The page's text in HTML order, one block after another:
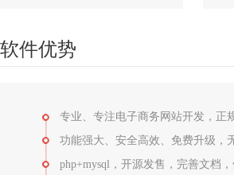
版
软件优势
专业、专注电子商务网站开发，正
功能强大、安全高效、免费升级，
php+mysql，开源发售，完善文档